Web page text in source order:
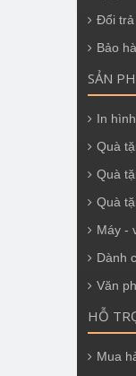
Đổi trả
Bảo
SẢN
In
Quà
Quà
Quà
Máy -
Dành
Văn
HỖ
Mua